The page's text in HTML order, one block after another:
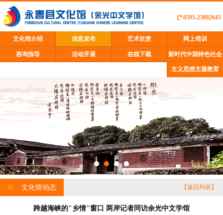
0595-23882645
文化馆介绍 信息发布 艺术欣赏 网上培训
咨询指导 活动开展 在线下载 新时代中国特色社会
主义思想主题教育
文化馆动态 【返回列表】
跨越海峡的"乡情"窗口 两岸记者同访余光中文学馆